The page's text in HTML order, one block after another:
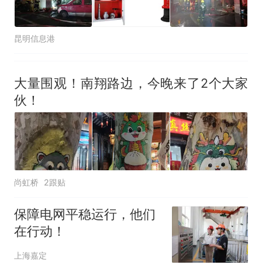
昆明信息港
大量围观！南翔路边，今晚来了2个大家
伙！
尚虹桥 2跟贴
保障电网平稳运行，他们
在行动！
上海嘉定